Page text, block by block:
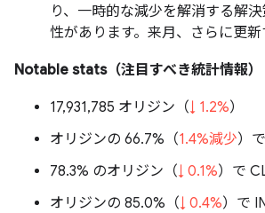
り、一時的な減少を解消する解
性があります。来月、さらに更新
Notable stats（注目すべき統計情報）
17,931,785 オリジン（↓ 1.2%）
オリジンの 66.7%（1.4%減少）
78.3% のオリジン（↓ 0.1%）で
オリジンの 85.0%（↓ 0.4%）で